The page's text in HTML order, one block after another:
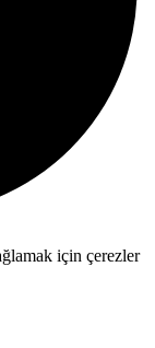
için çerezler